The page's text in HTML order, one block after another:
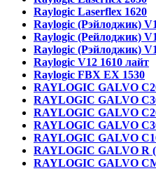
Raylogic Laserflex 1620
Raylogic (Рэйлоджик)
Raylogic (Рейлоджик)
Raylogic (Рэйлоджик)
Raylogic V12 1610 лайт
Raylogic FBX EX 1530
RAYLOGIC GALVO
RAYLOGIC GALVO
RAYLOGIC GALVO
RAYLOGIC GALVO
RAYLOGIC GALVO
RAYLOGIC GALVO R
RAYLOGIC GALVO